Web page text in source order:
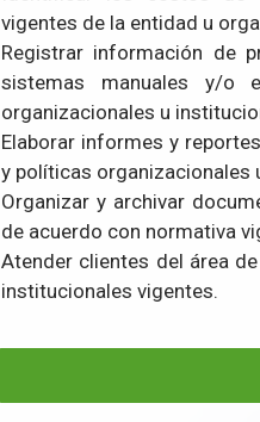
vigentes de la entidad u
Registrar información de
sistemas manuales y/o
organizacionales u
Elaborar informes y
y políticas organizacionales
Organizar y archivar
de acuerdo con normativa
Atender clientes del área
institucionales vigentes.